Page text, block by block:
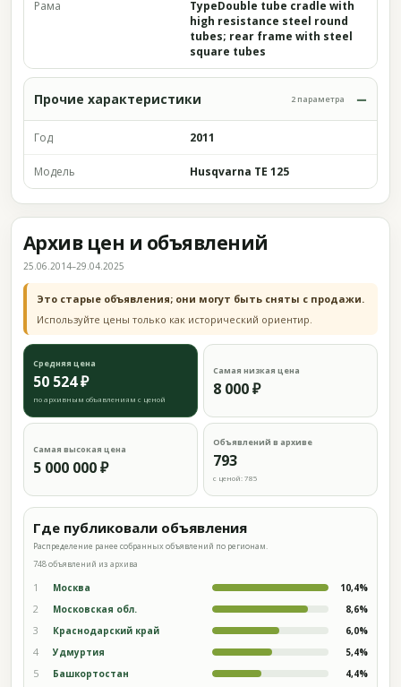
Рама
TypeDouble tube cradle with
high resistance steel round
tubes; rear frame with steel
square tubes
Прочие характеристики 2 параметра
Год 2011
Модель Husqvarna TE 125
Архив цен и объявлений
25.06.2014–29.04.2025
Это старые объявления; они могут быть сняты с продажи.
Используйте цены только как исторический ориентир.
Средняя цена
50 524 ₽
по архивным объявлениям с ценой
Самая низкая цена
8 000 ₽
Самая высокая цена
5 000 000 ₽
Объявлений в архиве
793
с ценой: 785
Где публиковали объявления
Распределение ранее собранных объявлений по регионам.
748 объявлений из архива
1 Москва 10,4%
2 Московская обл. 8,6%
3 Краснодарский край 6,0%
4 Удмуртия 5,4%
5 Башкортостан 4,4%